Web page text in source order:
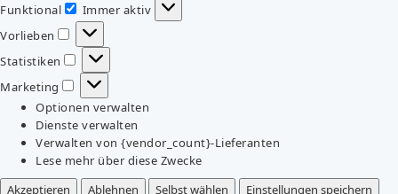
Funktional
Funktional
Immer aktiv
Vorlieben
Vorlieben
Statistiken
Statistiken
Marketing
Marketing
Optionen verwalten
Dienste verwalten
Verwalten von {vendor_count}-Lieferanten
Lese mehr über diese Zwecke
Akzeptieren
Ablehnen Selbst wählen
Einstellungen speichern